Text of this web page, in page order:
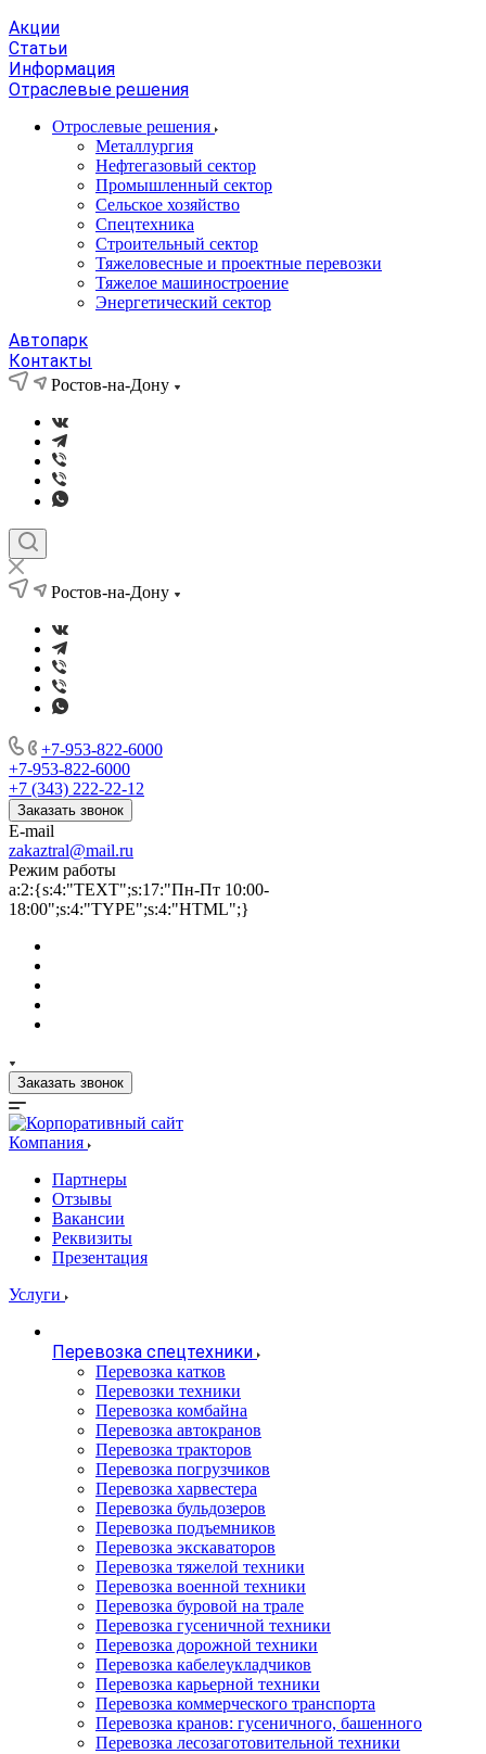
Акции
Статьи
Информация
Отраслевые решения
Отрослевые решения
Металлургия
Нефтегазовый сектор
Промышленный сектор
Сельское хозяйство
Спецтехника
Строительный сектор
Тяжеловесные и проектные перевозки
Тяжелое машиностроение
Энергетический сектор
Автопарк
Контакты
Ростов-на-Дону
Ростов-на-Дону
+7-953-822-6000
+7-953-822-6000
+7 (343) 222-22-12
Заказать звонок
E-mail
zakaztral@mail.ru
Режим работы
a:2:{s:4:"TEXT";s:17:"Пн-Пт 10:00-
18:00";s:4:"TYPE";s:4:"HTML";}
Заказать звонок
Компания
Партнеры
Отзывы
Вакансии
Реквизиты
Презентация
Услуги
Перевозка спецтехники
Перевозка катков
Перевозки техники
Перевозка комбайна
Перевозка автокранов
Перевозка тракторов
Перевозка погрузчиков
Перевозка харвестера
Перевозка бульдозеров
Перевозка подъемников
Перевозка экскаваторов
Перевозка тяжелой техники
Перевозка военной техники
Перевозка буровой на трале
Перевозка гусеничной техники
Перевозка дорожной техники
Перевозка кабелеукладчиков
Перевозка карьерной техники
Перевозка коммерческого транспорта
Перевозка кранов: гусеничного, башенного
Перевозка лесозаготовительной техники